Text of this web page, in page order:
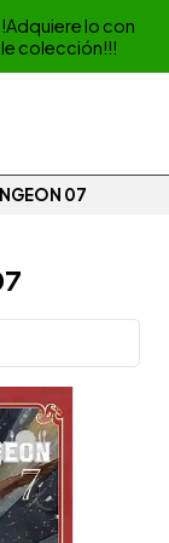
lo con
colección!!!
07